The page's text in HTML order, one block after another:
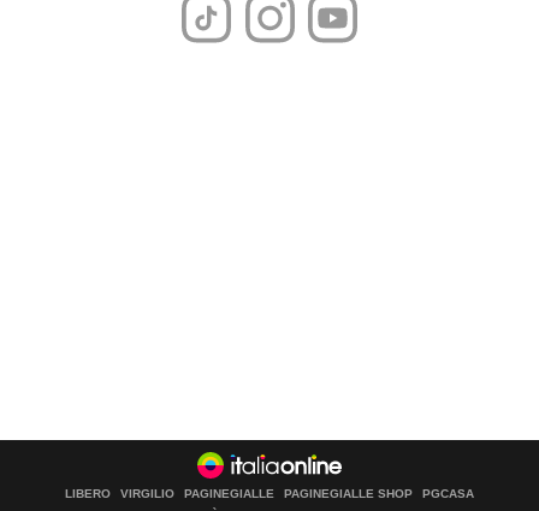
LIBERO VIRGILIO PAGINEGIALLE PAGINEGIALLE SHOP
PGCASA